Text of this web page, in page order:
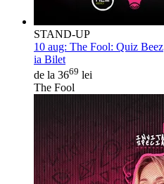
STAND-UP
10 aug: The Fool: Quiz Beez
ia Bilet
de la 3669 lei
The Fool